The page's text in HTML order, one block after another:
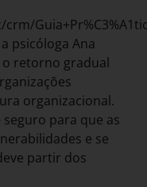
psicóloga Ana
retorno gradual
organizacional.
para que as
e se
partir dos